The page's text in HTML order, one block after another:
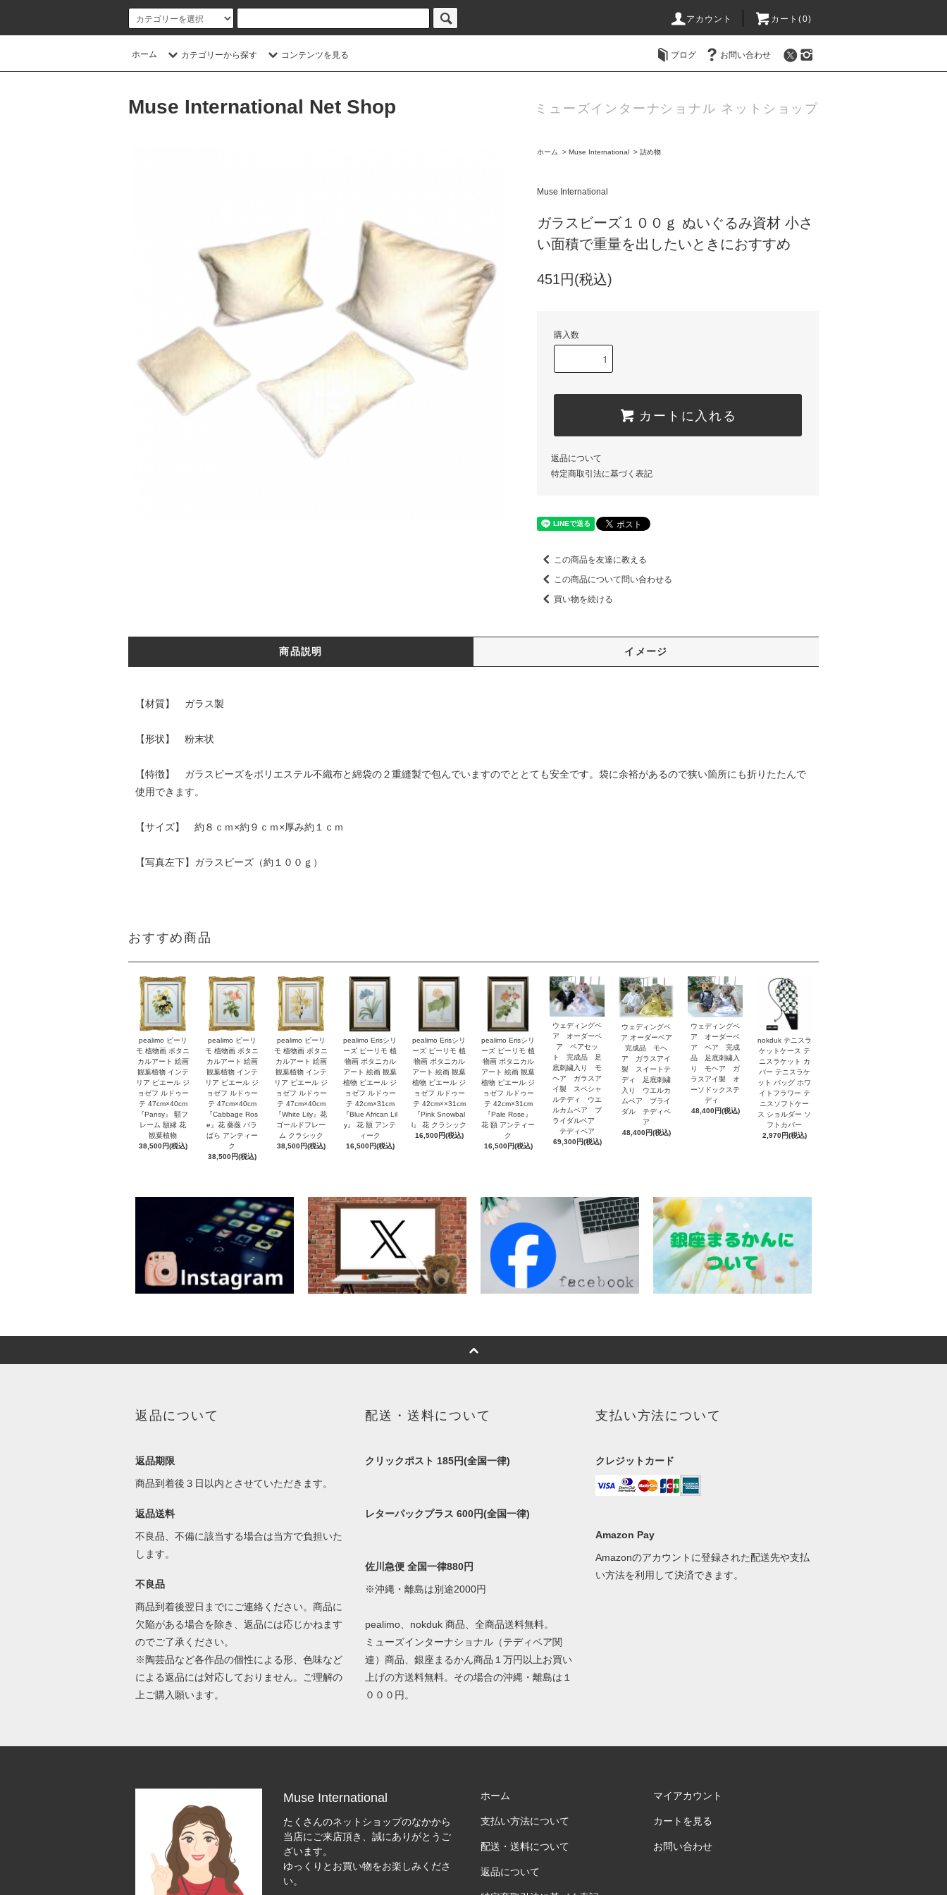
アカウント カート(0)
ホーム カテゴリーから探す コンテンツを見る ブログ お問い合わせ
Muse International Net Shop ミューズインターナショナル ネットショップ
ホーム > Muse International > 詰め物
Muse International
ガラスビーズ１００ｇ ぬいぐるみ資材 小さ
い面積で重量を出したいときにおすすめ
451円(税込)
購入数
カートに入れる
返品について
特定商取引法に基づく表記
この商品を友達に教える
この商品について問い合わせる
買い物を続ける
商品説明 イメージ
【材質】 ガラス製
【形状】 粉末状
【特徴】 ガラスビーズをポリエステル不織布と綿袋の２重縫製で包んでいますのでととても安全です。袋に余裕があるので狭い箇所にも折りたたんで
使用できます。
【サイズ】 約８ｃｍ×約９ｃｍ×厚み約１ｃｍ
【写真左下】ガラスビーズ（約１００ｇ）
おすすめ商品
pealimo ピーリ
モ 植物画 ボタニ
カルアート 絵画
観葉植物 インテ
リア ピエール ジ
ョゼフ ルドゥー
テ 47cm×40cm
『Pansy』 額フ
レーム 額縁 花
観葉植物
38,500円(税込)
pealimo ピーリ
モ 植物画 ボタニ
カルアート 絵画
観葉植物 インテ
リア ピエール ジ
ョゼフ ルドゥー
テ 47cm×40cm
『Cabbage Ros
e』花 薔薇 バラ
ばら アンティー
ク
38,500円(税込)
pealimo ピーリ
モ 植物画 ボタニ
カルアート 絵画
観葉植物 インテ
リア ピエール ジ
ョゼフ ルドゥー
テ 47cm×40cm
『White Lily』花
ゴールドフレー
ム クラシック
38,500円(税込)
pealimo Erisシリ
ーズ ピーリモ 植
物画 ボタニカル
アート 絵画 観葉
植物 ピエール ジ
ョゼフ ルドゥー
テ 42cm×31cm
『Blue African Lil
y』 花 額 アンテ
ィーク
16,500円(税込)
pealimo Erisシリ
ーズ ピーリモ 植
物画 ボタニカル
アート 絵画 観葉
植物 ピエール ジ
ョゼフ ルドゥー
テ 42cm××31cm
『Pink Snowbal
l』 花 クラシック
16,500円(税込)
pealimo Erisシリ
ーズ ピーリモ 植
物画 ボタニカル
アート 絵画 観葉
植物 ピエール ジ
ョゼフ ルドゥー
テ 42cm×31cm
『Pale Rose』
花 額 アンティー
ク
16,500円(税込)
ウェディングベ
ア オーダーベ
ア ペアセッ
ト 完成品 足
底刺繍入り モ
ヘア ガラスア
イ製 スペシャ
ルテディ ウエ
ルカムベア ブ
ライダルベア
テディベア
69,300円(税込)
ウェディングベ
ア オーダーベア
完成品 モヘ
ア ガラスアイ
製 スイートテ
ディ 足底刺繍
入り ウエルカ
ムベア ブライ
ダル テディベ
ア
48,400円(税込)
ウェディングベ
ア オーダーベ
ア ペア 完成
品 足底刺繍入
り モヘア ガ
ラスアイ製 オ
ーソドックステ
ディ
48,400円(税込)
nokduk テニスラ
ケットケース テ
ニスラケット カ
バー テニスラケ
ット バッグ ホワ
イトフラワー テ
ニスソフトケー
ス ショルダー ソ
フトカバー
2,970円(税込)
返品について
返品期限
商品到着後３日以内とさせていただきます。
返品送料
不良品、不備に該当する場合は当方で負担いた
します。
不良品
商品到着後翌日までにご連絡ください。商品に
欠陥がある場合を除き、返品には応じかねます
のでご了承ください。
※陶芸品など各作品の個性による形、色味など
による返品には対応しておりません。ご理解の
上ご購入願います。
配送・送料について
クリックポスト 185円(全国一律)
レターパックプラス 600円(全国一律)
佐川急便 全国一律880円
※沖縄・離島は別途2000円
pealimo、nokduk 商品、全商品送料無料。
ミューズインターナショナル（テディベア関
連）商品、銀座まるかん商品１万円以上お買い
上げの方送料無料。その場合の沖縄・離島は１
０００円。
支払い方法について
クレジットカード
Amazon Pay
Amazonのアカウントに登録された配送先や支払
い方法を利用して決済できます。
Muse International
たくさんのネットショップのなかから
当店にご来店頂き、誠にありがとうご
ざいます。
ゆっくりとお買い物をお楽しみくださ
い。
ホーム
支払い方法について
配送・送料について
返品について
マイアカウント
カートを見る
お問い合わせ